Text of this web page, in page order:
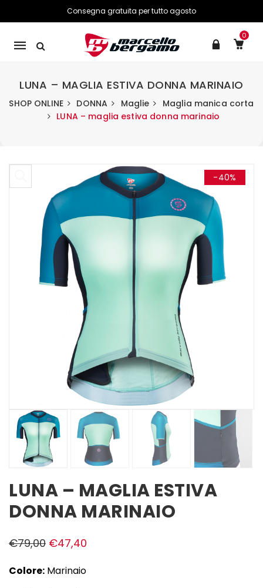
Consegna gratuita per tutto agosto
Mobile
0
LUNA – MAGLIA ESTIVA DONNA MARINAIO
SHOP ONLINE DONNA Maglie
Maglia manica corta
LUNA – maglia estiva donna marinaio
-40%
LUNA – MAGLIA ESTIVA
DONNA MARINAIO
€79,00 €47,40
Colore: Marinaio